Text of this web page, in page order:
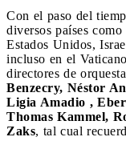
Con el paso del
diversos países
Estados Unidos,
incluso en el
directores de
Benzecry, Néstor
Ligia Amadio ,
Thomas Kammel,
Zaks, tal cual